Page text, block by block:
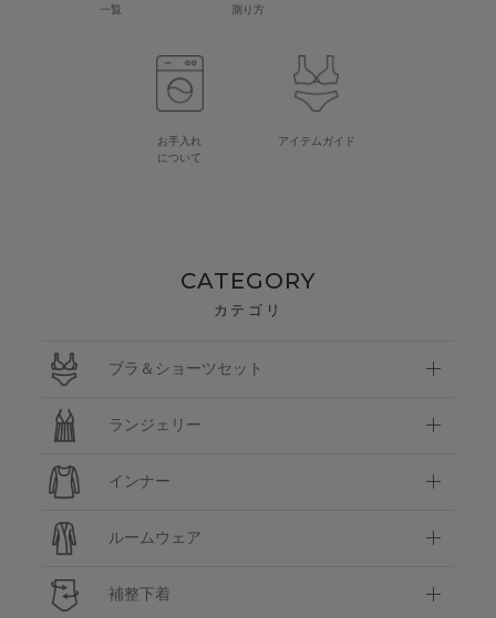
一覧
測り方
お手入れ
について
アイテムガイド
CATEGORY
カテゴリ
ブラ＆ショーツセット
ランジェリー
インナー
ルームウェア
補整下着